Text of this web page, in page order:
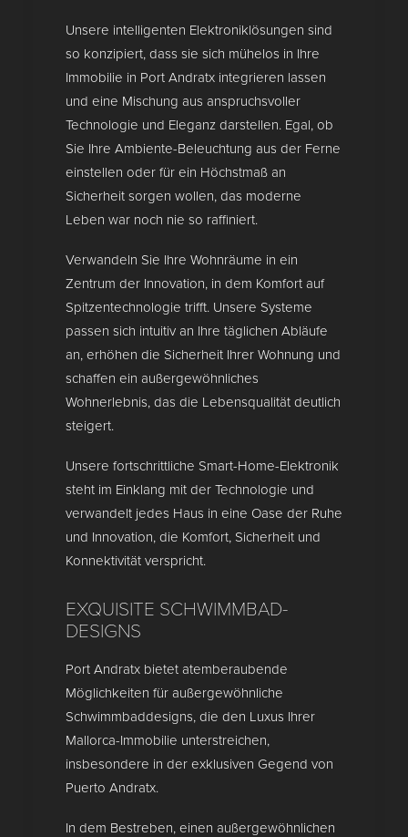
Unsere intelligenten Elektroniklösungen sind
so konzipiert, dass sie sich mühelos in Ihre
Immobilie in Port Andratx integrieren lassen
und eine Mischung aus anspruchsvoller
Technologie und Eleganz darstellen. Egal, ob
Sie Ihre Ambiente-Beleuchtung aus der Ferne
einstellen oder für ein Höchstmaß an
Sicherheit sorgen wollen, das moderne
Leben war noch nie so raffiniert.
Verwandeln Sie Ihre Wohnräume in ein
Zentrum der Innovation, in dem Komfort auf
Spitzentechnologie trifft. Unsere Systeme
passen sich intuitiv an Ihre täglichen Abläufe
an, erhöhen die Sicherheit Ihrer Wohnung und
schaffen ein außergewöhnliches
Wohnerlebnis, das die Lebensqualität deutlich
steigert.
Unsere fortschrittliche Smart-Home-Elektronik
steht im Einklang mit der Technologie und
verwandelt jedes Haus in eine Oase der Ruhe
und Innovation, die Komfort, Sicherheit und
Konnektivität verspricht.
EXQUISITE SCHWIMMBAD-
DESIGNS
Port Andratx bietet atemberaubende
Möglichkeiten für außergewöhnliche
Schwimmbaddesigns, die den Luxus Ihrer
Mallorca-Immobilie unterstreichen,
insbesondere in der exklusiven Gegend von
Puerto Andratx.
In dem Bestreben, einen außergewöhnlichen